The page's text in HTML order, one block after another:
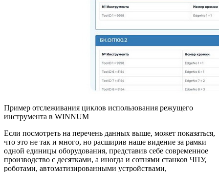
Пример отслеживания циклов использования режущего
инструмента в WINNUM
Если посмотреть на перечень данных выше, может показаться,
что это не так и много, но расширив наше видение за рамки
одной единицы оборудования, представив себе современное
производство с десятками, а иногда и сотнями станков ЧПУ,
роботами, автоматизированными устройствами,